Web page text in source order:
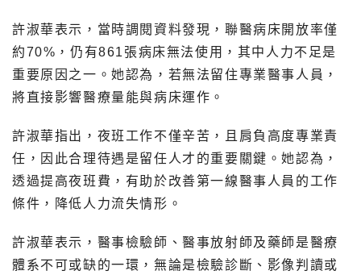
許淑華表示，當時調閱資料發現，聯醫病床開放率僅
約70%，仍有861張病床無法使用，其中人力不足是
重要原因之一。她認為，若無法留住專業醫事人員，
將直接影響醫療量能與病床運作。
許淑華指出，夜班工作不僅辛苦，且肩負高度專業責
任，因此合理待遇是留任人才的重要關鍵。她認為，
透過提高夜班費，有助於改善第一線醫事人員的工作
條件，降低人力流失情形。
許淑華表示，醫事檢驗師、醫事放射師及藥師是醫療
體系不可或缺的一環，無論是檢驗診斷、影像判讀或